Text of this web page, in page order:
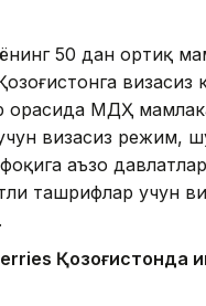
50 дан ортиқ
визасиз
орасида МДҲ
визасиз режим,
аъзо
ташрифлар учун
Қозоғистонда